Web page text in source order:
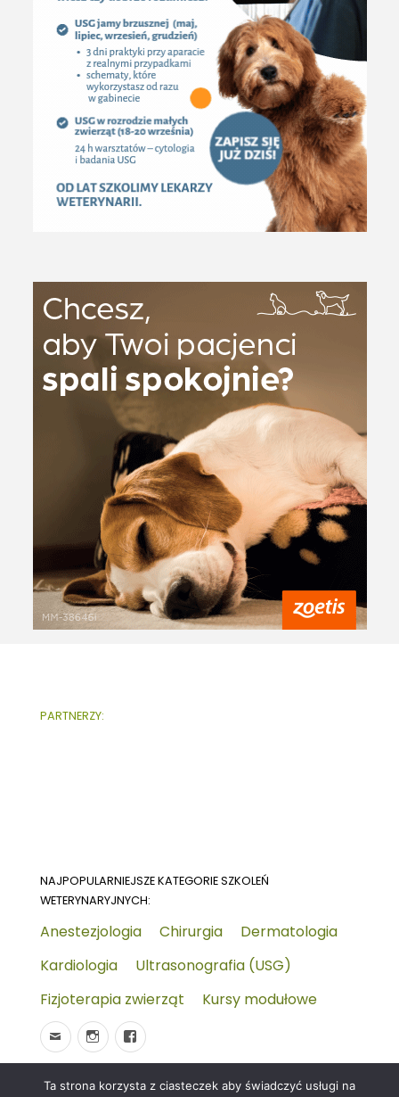
PARTNERZY:
NAJPOPULARNIEJSZE KATEGORIE SZKOLEŃ
WETERYNARYJNYCH:
Anestezjologia Chirurgia
Dermatologia
Kardiologia
Ultrasonografia (USG)
Fizjoterapia zwierząt
Kursy modułowe
© 2026Wydarzenia-wet.pl Polityka prywatności i
Ta strona korzysta z ciasteczek aby świadczyć usługi na